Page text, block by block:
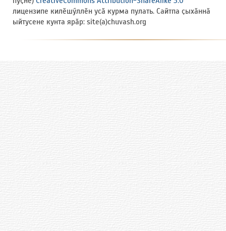
лицензипе килӗшӳллӗн усӑ курма пулать. Сайтпа ҫыхӑннӑ
ыйтусене кунта ярӑр: site(a)chuvash.org